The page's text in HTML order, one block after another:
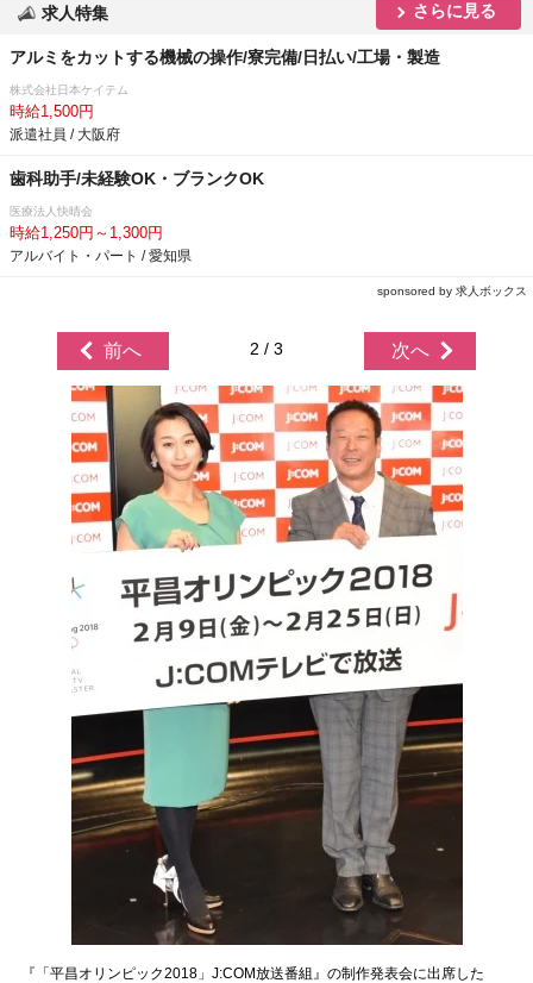
求人特集 さらに見る
アルミをカットする機械の操作/寮完備/日払い/工場・製造
株式会社日本ケイテム
時給1,500円
派遣社員 / 大阪府
歯科助手/未経験OK・ブランクOK
医療法人快晴会
時給1,250円～1,300円
アルバイト・パート / 愛知県
sponsored by 求人ボックス
前へ 2 / 3 次へ
『「平昌オリンピック2018」J:COM放送番組』の制作発表会に出席した